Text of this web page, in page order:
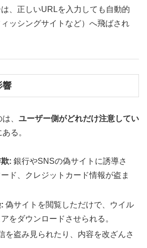
、正しいURLを入力しても自動的
ッシングサイトなど）へ飛ばされ
響
、 ユーザー側がどれだけ注意してい
る。
: 銀行やSNSの偽サイトに誘導さ
ド、クレジットカード情報が盗ま
偽サイトを閲覧しただけで、ウイル
をダウンロードさせられる。
を盗み見られたり、内容を改ざんさ